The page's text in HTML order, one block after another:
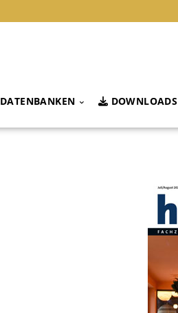
DATENBANKEN DOWNLOADS